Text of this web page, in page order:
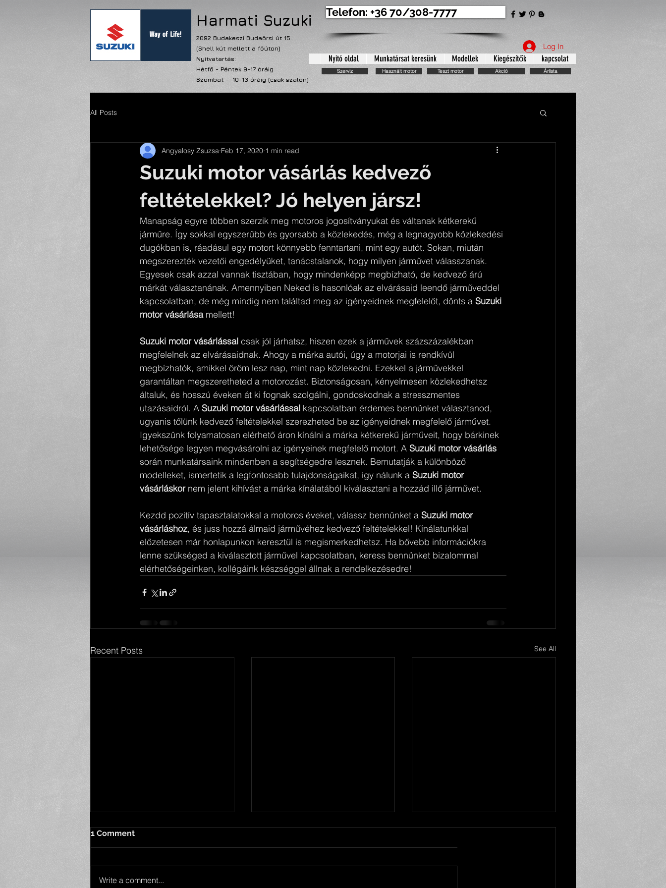
Telefon: +36 70/308-7777
Nyitó oldal Munkatársat keresünk Modellek Kiegészítők kapcsolat
Szerviz Használt motor Teszt motor Akció Árlista
2092 Budakeszi Budaörsi út 15.
(Shell kút mellett a főúton)
Nyitvatartás:
Hétfő - Péntek 9-17 óráig
Szombat - 10-13 óráig (csak szalon)
Harmati Suzuki
Log In
All Posts
Suzuki motor vásárlás kedvező
feltételekkel? Jó helyen jársz!
Angyalosy Zsuzsa Feb 17, 2020 1 min read
Manapság egyre többen szerzik meg motoros jogosítványukat és váltanak kétkerekű
járműre. Így sokkal egyszerűbb és gyorsabb a közlekedés, még a legnagyobb közlekedési
dugókban is, ráadásul egy motort könnyebb fenntartani, mint egy autót. Sokan, miután
megszerezték vezetői engedélyüket, tanácstalanok, hogy milyen járművet válasszanak.
Egyesek csak azzal vannak tisztában, hogy mindenképp megbízható, de kedvező árú
márkát választanának. Amennyiben Neked is hasonlóak az elvárásaid leendő járműveddel
kapcsolatban, de még mindig nem találtad meg az igényeidnek megfelelőt, dönts a Suzuki
motor vásárlása mellett!
Suzuki motor vásárlással csak jól járhatsz, hiszen ezek a járművek százszázalékban
megfelelnek az elvárásaidnak. Ahogy a márka autói, úgy a motorjai is rendkívül
megbízhatók, amikkel öröm lesz nap, mint nap közlekedni. Ezekkel a járművekkel
garantáltan megszeretheted a motorozást. Biztonságosan, kényelmesen közlekedhetsz
általuk, és hosszú éveken át ki fognak szolgálni, gondoskodnak a stresszmentes
utazásaidról. A Suzuki motor vásárlással kapcsolatban érdemes bennünket választanod,
ugyanis tőlünk kedvező feltételekkel szerezheted be az igényeidnek megfelelő járművet.
Igyekszünk folyamatosan elérhető áron kínálni a márka kétkerekű járműveit, hogy bárkinek
lehetősége legyen megvásárolni az igényeinek megfelelő motort. A Suzuki motor vásárlás
során munkatársaink mindenben a segítségedre lesznek. Bemutatják a különböző
modelleket, ismertetik a legfontosabb tulajdonságaikat, így nálunk a Suzuki motor
vásárláskor nem jelent kihívást a márka kínálatából kiválasztani a hozzád illő járművet.
Kezdd pozitív tapasztalatokkal a motoros éveket, válassz bennünket a Suzuki motor
vásárláshoz, és juss hozzá álmaid járművéhez kedvező feltételekkel! Kínálatunkkal
előzetesen már honlapunkon keresztül is megismerkedhetsz. Ha bővebb információkra
lenne szükséged a kiválasztott járművel kapcsolatban, keress bennünket bizalommal
elérhetőségeinken, kollégáink készséggel állnak a rendelkezésedre!
Recent Posts See All
1 Comment
Write a comment...